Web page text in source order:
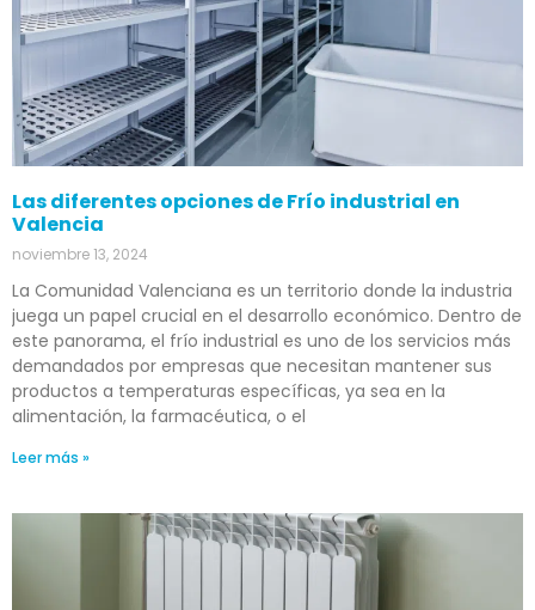
Las diferentes opciones de Frío industrial en
Valencia
noviembre 13, 2024
La Comunidad Valenciana es un territorio donde la industria
juega un papel crucial en el desarrollo económico. Dentro de
este panorama, el frío industrial es uno de los servicios más
demandados por empresas que necesitan mantener sus
productos a temperaturas específicas, ya sea en la
alimentación, la farmacéutica, o el
Leer más »